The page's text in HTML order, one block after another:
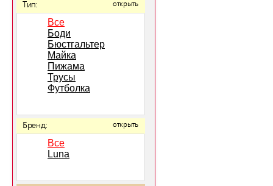
Тип: открыть
Все
Боди
Бюстгальтер
Майка
Пижама
Трусы
Футболка
Бренд: открыть
Все
Luna